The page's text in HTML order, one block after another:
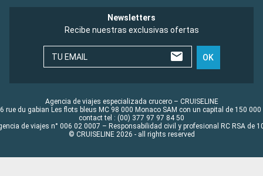
Newsletters
Recibe nuestras exclusivas ofertas
TU EMAIL OK
Agencia de viajes especializada crucero – CRUISELINE
rue du gabian Les flots bleus MC 98 000 Monaco SAM con un capital de 150 000
contact tel : (00) 377 97 97 84 50
de viajes n° 006 02 0007 – Responsabilidad civil y profesional RC RSA de
© CRUISELINE 2026 - all rights reserved